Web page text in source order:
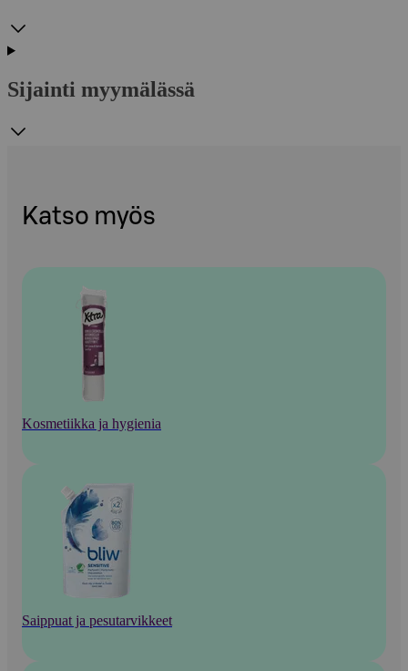
Sijainti myymälässä
Katso myös
Kosmetiikka ja hygienia
Saippuat ja pesutarvikkeet